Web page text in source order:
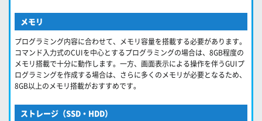
メモリ
プログラミング内容に合わせて、メモリ容量を搭載する必要があります。
コマンド入力式のCUIを中心とするプログラミングの場合は、8GB程度の
メモリ搭載で十分に動作します。一方、画面表示による操作を伴うGUIプ
ログラミングを作成する場合は、さらに多くのメモリが必要となるため、
8GB以上のメモリ搭載がおすすめです。
ストレージ（SSD・HDD）